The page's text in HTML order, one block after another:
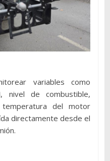
variables como
nivel de combustible,
del motor
directamente desde el